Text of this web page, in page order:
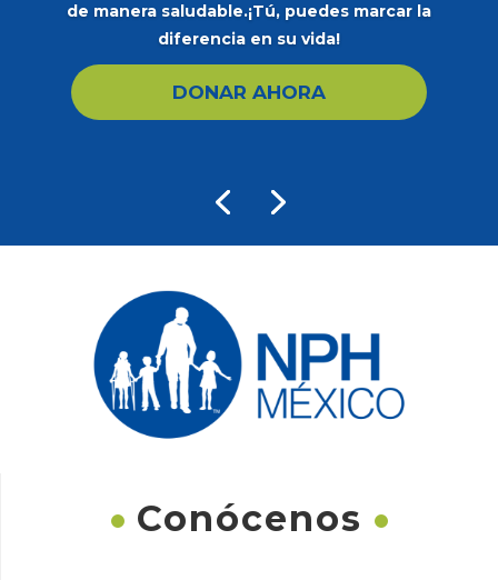
Historias
Como
Ayudar
Responsabilidad
Social
Contacto
de manera saludable.¡Tú, puedes marcar la
diferencia en su vida!
DONAR AHORA
Conócenos